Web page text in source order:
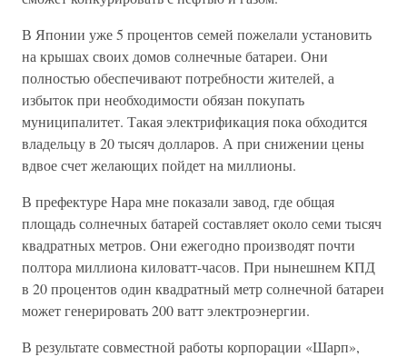
В Японии уже 5 процентов семей пожелали установить
на крышах своих домов солнечные батареи. Они
полностью обеспечивают потребности жителей, а
избыток при необходимости обязан покупать
муниципалитет. Такая электрификация пока обходится
владельцу в 20 тысяч долларов. А при снижении цены
вдвое счет желающих пойдет на миллионы.
В префектуре Нара мне показали завод, где общая
площадь солнечных батарей составляет около семи тысяч
квадратных метров. Они ежегодно производят почти
полтора миллиона киловатт-часов. При нынешнем КПД
в 20 процентов один квадратный метр солнечной батареи
может генерировать 200 ватт электроэнергии.
В результате совместной работы корпорации «Шарп»,